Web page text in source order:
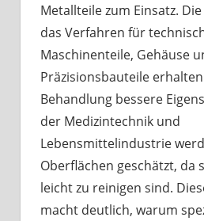
Metallteile zum Einsatz.
das Verfahren für
Maschinenteile, Gehäuse
Präzisionsbauteile
Behandlung bessere
der Medizintechnik und
Lebensmittelindustrie
Oberflächen geschätzt, da
leicht zu reinigen sind.
macht deutlich, warum